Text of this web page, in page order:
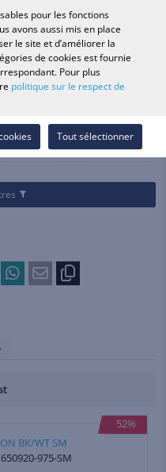
Se
pilote
52%
BK/WT SM
975-SM
pour les fonctions
avons aussi mis en place
le site et d’améliorer la
de cookies est fournie
Pour plus
politique sur le respect de
Tout sélectionner